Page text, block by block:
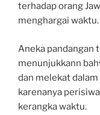
terhadap orang
menghargai waktu.
Aneka pandangan
menunjukkann
dan melekat
karenanya
kerangka waktu.